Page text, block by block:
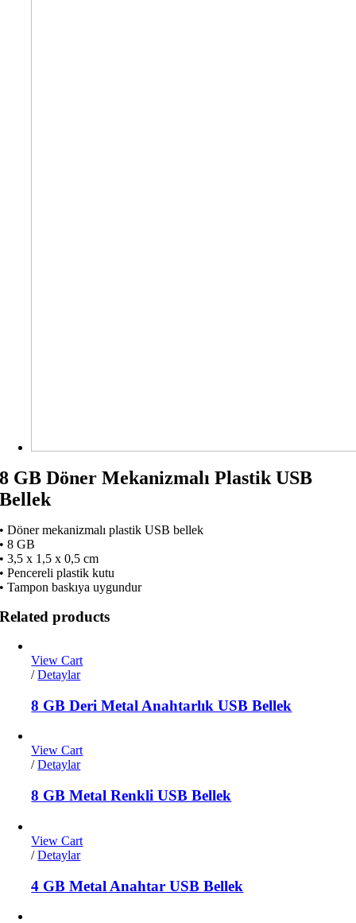
8 GB Döner Mekanizmalı Plastik USB
Bellek
• Döner mekanizmalı plastik USB bellek
• 8 GB
• 3,5 x 1,5 x 0,5 cm
• Pencereli plastik kutu
• Tampon baskıya uygundur
Related products
View Cart
/ Detaylar
8 GB Deri Metal Anahtarlık USB Bellek
View Cart
/ Detaylar
8 GB Metal Renkli USB Bellek
View Cart
/ Detaylar
4 GB Metal Anahtar USB Bellek